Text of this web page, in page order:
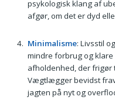
psykologisk klang af
afgør, om det er dyd
Minimalisme: Livsstil
mindre forbrug og
afholdenhed, der frigør
Vægtlægger bevidst
jagten på nyt og